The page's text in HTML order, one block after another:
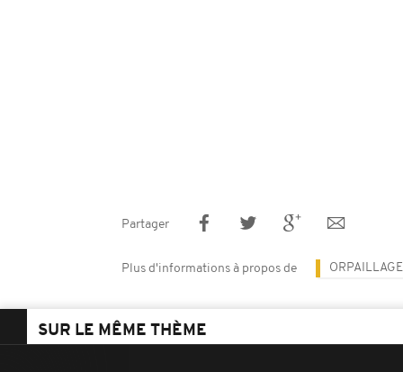
Partager
Plus d'informations à propos de ORPAILLAGE
SUR LE MÊME THÈME